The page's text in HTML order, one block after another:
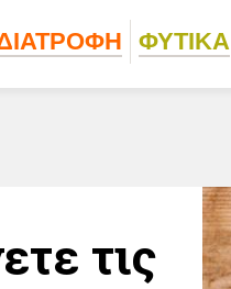
ΦΥΤΙΚA
τις